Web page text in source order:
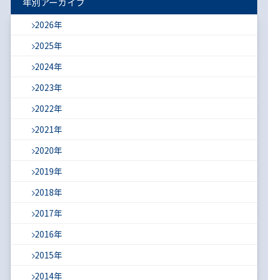
2026年
2025年
2024年
2023年
2022年
2021年
2020年
2019年
2018年
2017年
2016年
2015年
2014年